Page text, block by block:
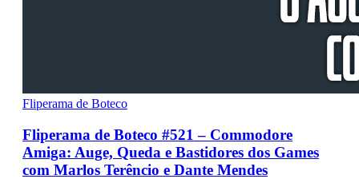
Fliperama de Boteco
Fliperama de Boteco #521 – Commodore
Amiga: Auge, Queda e Bastidores dos Games
com Marlos Terêncio e Dante Mendes